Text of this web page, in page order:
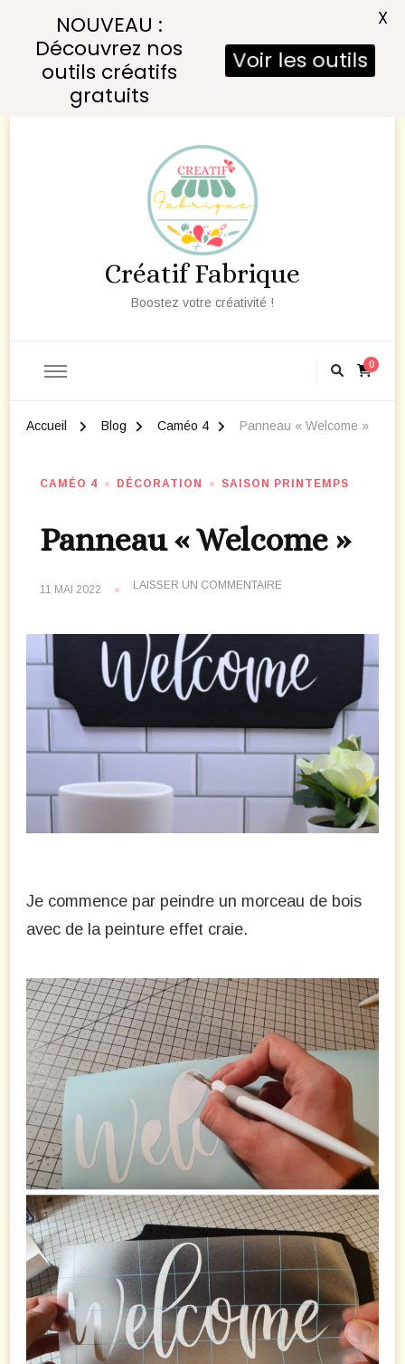
Créatif Fabrique
Boostez votre créativité !
0
Accueil Blog Caméo 4 Panneau « Welcome »
CAMÉO 4 DÉCORATION SAISON PRINTEMPS
Panneau « Welcome »
11 MAI 2022 LAISSER UN COMMENTAIRE
Je commence par peindre un morceau de bois
avec de la peinture effet craie.
NOUVEAU :
Découvrez nos
outils créatifs
gratuits
Voir les outils
X